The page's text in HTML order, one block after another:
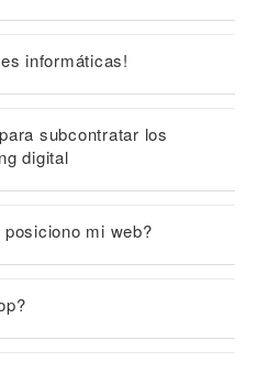
informáticas!
subcontratar los
digital
mi web?